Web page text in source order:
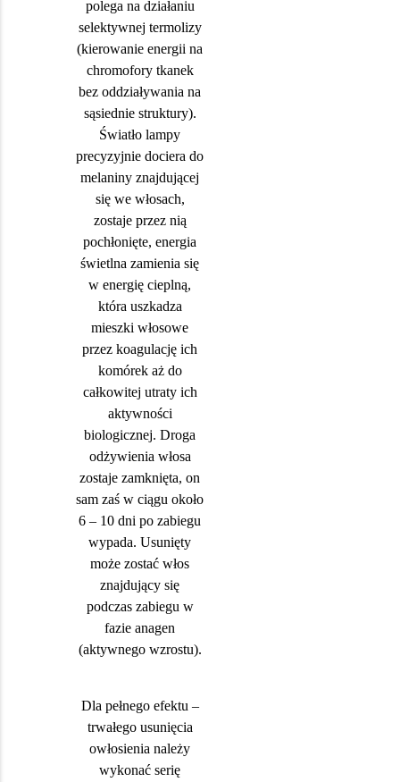
polega na działaniu
selektywnej termolizy
(kierowanie energii na
chromofory tkanek
bez oddziaływania na
sąsiednie struktury).
Światło lampy
precyzyjnie dociera do
melaniny znajdującej
się we włosach,
zostaje przez nią
pochłonięte, energia
świetlna zamienia się
w energię cieplną,
która uszkadza
mieszki włosowe
przez koagulację ich
komórek aż do
całkowitej utraty ich
aktywności
biologicznej. Droga
odżywienia włosa
zostaje zamknięta, on
sam zaś w ciągu około
6 – 10 dni po zabiegu
wypada. Usunięty
może zostać włos
znajdujący się
podczas zabiegu w
fazie anagen
(aktywnego wzrostu).
Dla pełnego efektu –
trwałego usunięcia
owłosienia należy
wykonać serię